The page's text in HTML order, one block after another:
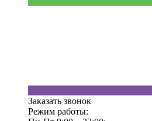
Заказать звонок
Режим работы: